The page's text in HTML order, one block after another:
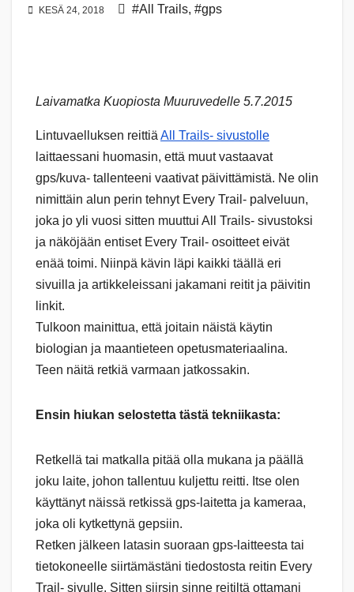
KESÄ 24, 2018 #All Trails, #gps
Laivamatka Kuopiosta Muuruvedelle 5.7.2015
Lintuvaelluksen reittiä All Trails- sivustolle
laittaessani huomasin, että muut vastaavat
gps/kuva- tallenteeni vaativat päivittämistä. Ne olin
nimittäin alun perin tehnyt Every Trail- palveluun,
joka jo yli vuosi sitten muuttui All Trails- sivustoksi
ja näköjään entiset Every Trail- osoitteet eivät
enää toimi. Niinpä kävin läpi kaikki täällä eri
sivuilla ja artikkeleissani jakamani reitit ja päivitin
linkit.
Tulkoon mainittua, että joitain näistä käytin
biologian ja maantieteen opetusmateriaalina.
Teen näitä retkiä varmaan jatkossakin.
Ensin hiukan selostetta tästä tekniikasta:
Retkellä tai matkalla pitää olla mukana ja päällä
joku laite, johon tallentuu kuljettu reitti. Itse olen
käyttänyt näissä retkissä gps-laitetta ja kameraa,
joka oli kytkettynä gepsiin.
Retken jälkeen latasin suoraan gps-laitteesta tai
tietokoneelle siirtämästäni tiedostosta reitin Every
Trail- sivulle. Sitten siirsin sinne reitiltä ottamani